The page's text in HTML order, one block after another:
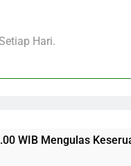
WIB Bersama Jalalive
Hari.
Laga